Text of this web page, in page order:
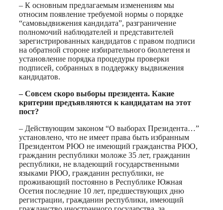
– К основным предлагаемым изменениям мы
относим появление требуемой нормы о порядке
“самовыдвижения кандидата”, разграничение
полномочий наблюдателей и представителей
зарегистрированных кандидатов с правом подписи
на обратной стороне избирательного бюллетеня и
установление порядка процедуры проверки
подписей, собранных в поддержку выдвижения
кандидатов.
– Совсем скоро выборы президента. Какие
критерии предъявляются к кандидатам на этот
пост?
– Действующим законом “О выборах Президента…”
установлено, что не имеет права быть избранным
Президентом РЮО не имеющий гражданства РЮО,
гражданин республики моложе 35 лет, гражданин
республики, не владеющий государственными
языками РЮО, гражданин республики, не
проживающий постоянно в Республике Южная
Осетия последние 10 лет, предшествующих дню
регистрации, гражданин республики, имеющий